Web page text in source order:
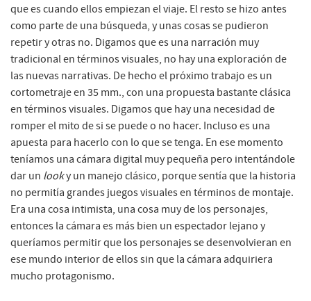
que es cuando ellos empiezan el viaje. El resto se hizo antes
como parte de una búsqueda, y unas cosas se pudieron
repetir y otras no. Digamos que es una narración muy
tradicional en términos visuales, no hay una exploración de
las nuevas narrativas. De hecho el próximo trabajo es un
cortometraje en 35 mm., con una propuesta bastante clásica
en términos visuales. Digamos que hay una necesidad de
romper el mito de si se puede o no hacer. Incluso es una
apuesta para hacerlo con lo que se tenga. En ese momento
teníamos una cámara digital muy pequeña pero intentándole
dar un looky un manejo clásico, porque sentía que la historia
no permitía grandes juegos visuales en términos de montaje.
Era una cosa intimista, una cosa muy de los personajes,
entonces la cámara es más bien un espectador lejano y
queríamos permitir que los personajes se desenvolvieran en
ese mundo interior de ellos sin que la cámara adquiriera
mucho protagonismo.